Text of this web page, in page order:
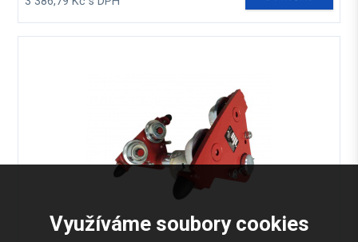
Využíváme soubory cookies